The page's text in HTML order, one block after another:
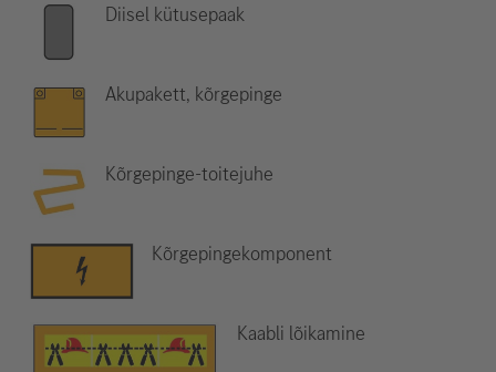
Diisel kütusepaak
Akupakett, kõrgepinge
Kõrgepinge-toitejuhe
Kõrgepingekomponent
Kaabli lõikamine